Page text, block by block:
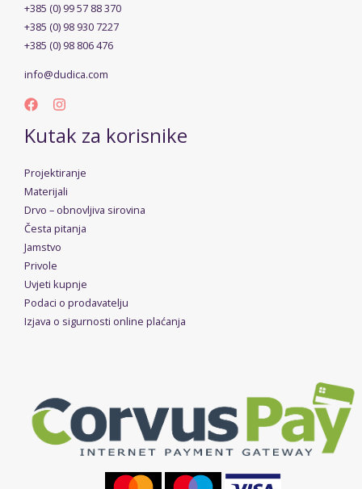
+385 (0) 99 57 88 370
+385 (0) 98 930 7227
+385 (0) 98 806 476
info@dudica.com
Kutak za korisnike
Projektiranje
Materijali
Drvo – obnovljiva sirovina
Česta pitanja
Jamstvo
Privole
Uvjeti kupnje
Podaci o prodavatelju
Izjava o sigurnosti online plaćanja